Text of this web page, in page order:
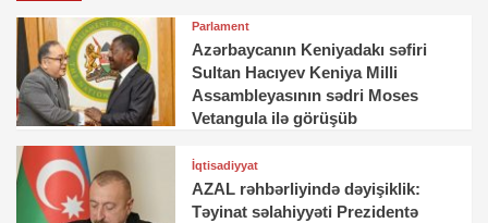
Parlament
Azərbaycanın Keniyadakı səfiri
Sultan Hacıyev Keniya Milli
Assambleyasının sədri Moses
Vetangula ilə görüşüb
İqtisadiyyat
AZAL rəhbərliyində dəyişiklik:
Təyinat səlahiyyəti Prezidentə